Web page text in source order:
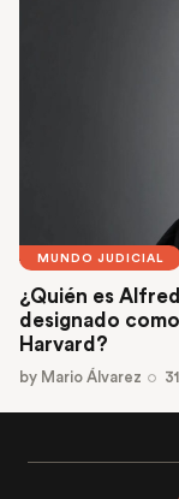
MUNDO JUDICIAL
¿Quién es
designado
Harvard?
by Mario Álvarez